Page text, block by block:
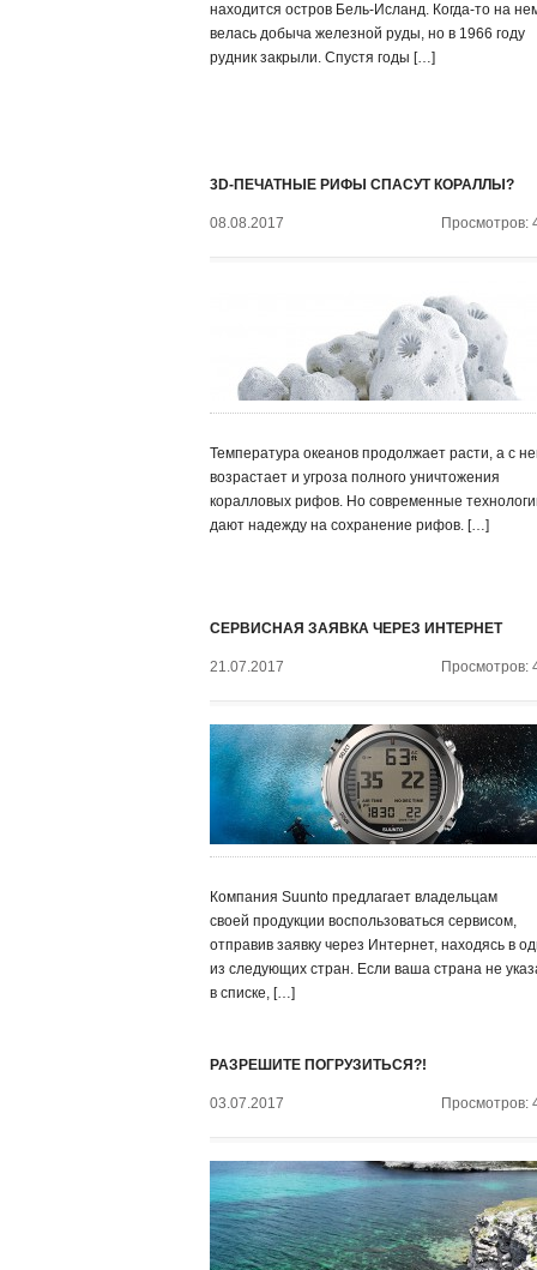
находится остров Бель-Исланд. Когда-то на
велась добыча железной руды, но в 1966 году
рудник закрыли. Спустя годы […]
3D-ПЕЧАТНЫЕ РИФЫ СПАСУТ КОРАЛЛЫ?
08.08.2017 Просмотров:
Температура океанов продолжает расти, а с
возрастает и угроза полного уничтожения
коралловых рифов. Но современные
дают надежду на сохранение рифов. […]
СЕРВИСНАЯ ЗАЯВКА ЧЕРЕЗ ИНТЕРНЕТ
21.07.2017 Просмотров:
Компания Suunto предлагает владельцам
своей продукции воспользоваться сервисом,
отправив заявку через Интернет, находясь в
из следующих стран. Если ваша страна не
в списке, […]
РАЗРЕШИТЕ ПОГРУЗИТЬСЯ?!
03.07.2017 Просмотров: